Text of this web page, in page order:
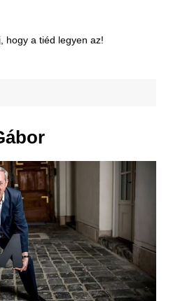
hogy a tiéd legyen az!